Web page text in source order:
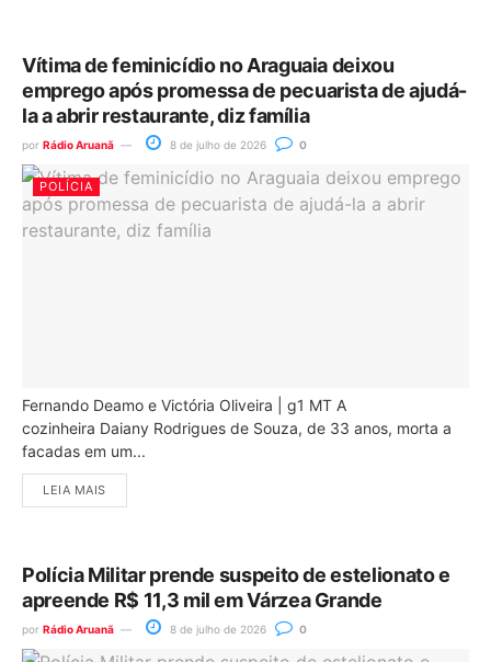
Vítima de feminicídio no Araguaia deixou
emprego após promessa de pecuarista de ajudá-
la a abrir restaurante, diz família
por Rádio Aruanã 8 de julho de 2026 0
POLÍCIA
Fernando Deamo e Victória Oliveira | g1 MT A
cozinheira Daiany Rodrigues de Souza, de 33 anos, morta a
facadas em um...
LEIA MAIS
Polícia Militar prende suspeito de estelionato e
apreende R$ 11,3 mil em Várzea Grande
por Rádio Aruanã 8 de julho de 2026 0